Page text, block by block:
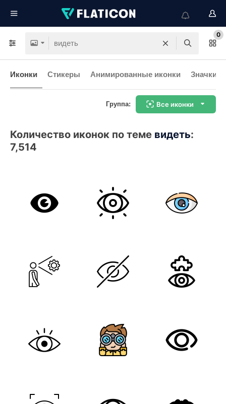
0
Иконки Стикеры Анимированные иконки Значки
Группа: Все иконки
Количество иконок по теме видеть:
7,514